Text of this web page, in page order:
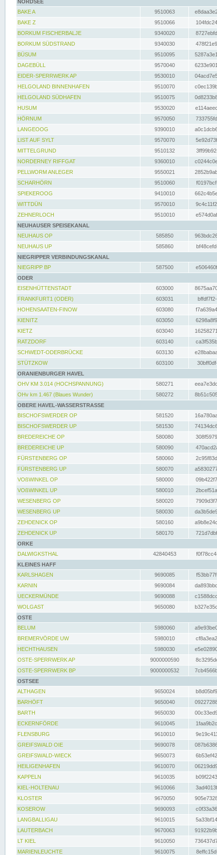
NORDSEE
BAKE A
9510063
BAKE Z
9510066
BORKUM FISCHERBALJE
9340020
BORKUM SÜDSTRAND
9340030
BÜSUM
9510095
DAGEBÜLL
9570040
EIDER-SPERRWERK AP
9530010
HELGOLAND BINNENHAFEN
9510070
HELGOLAND SÜDHAFEN
9510075
HUSUM
9530020
HÖRNUM
9570050
LANGEOOG
9390010
LIST AUF SYLT
9570070
MITTELGRUND
9510132
NORDERNEY RIFFGAT
9360010
PELLWORM ANLEGER
9550021
SCHARHÖRN
9510060
SPIEKEROOG
9410010
WITTDÜN
9570010
ZEHNERLOCH
9510010
NEUHAUSER SPEISEKANAL
NEUHAUS OP
585850
NEUHAUS UP
585860
NIEGRIPPER VERBINDUNGSKANAL
NIEGRIPP BP
587500
ODER
EISENHÜTTENSTADT
603000
FRANKFURT1 (ODER)
603031
HOHENSAATEN-FINOW
603080
KIENITZ
603050
KIETZ
603040
RATZDORF
603140
SCHWEDT-ODERBRÜCKE
603130
STÜTZKOW
603100
ORANIENBURGER HAVEL
OHV KM 3.014 (HOCHSPANNUNG)
580271
OHv km 1.467 (Blaues Wunder)
580272
OBERE HAVEL-WASSERSTRASSE
BISCHOFSWERDER OP
581520
BISCHOFSWERDER UP
581530
BREDEREICHE OP
580080
BREDEREICHE UP
580090
FÜRSTENBERG OP
580060
FÜRSTENBERG UP
580070
VOßWINKEL OP
580000
VOßWINKEL UP
580010
WESENBERG OP
580020
WESENBERG UP
580030
ZEHDENICK OP
580160
ZEHDENICK UP
580170
ORKE
DALWIGKSTHAL
42840453
KLEINES HAFF
KARLSHAGEN
9690085
KARNIN
9690084
UECKERMÜNDE
9690088
WOLGAST
9650080
OSTE
BELUM
5980060
BREMERVÖRDE UW
5980010
HECHTHAUSEN
5980030
OSTE-SPERRWERK AP
9000000590
OSTE-SPERRWERK BP
9000000532
OSTSEE
ALTHAGEN
9650024
BARHÖFT
9650040
BARTH
9650030
ECKERNFÖRDE
9610045
FLENSBURG
9610010
GREIFSWALD OIE
9690078
GREIFSWALD-WIECK
9650073
HEILIGENHAFEN
9610070
KAPPELN
9610035
KIEL-HOLTENAU
9610066
KLOSTER
9670050
KOSEROW
9690093
LANGBALLIGAU
9610015
LAUTERBACH
9670063
LT KIEL
9610050
MARIENLEUCHTE
9610075